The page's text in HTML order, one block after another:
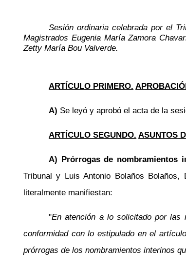
Sesión ordinaria celebrada por el
Magistrados Eugenia María Zamora
Zetty María Bou Valverde.
ARTÍCULO PRIMERO.
A) Se leyó y aprobó el acta de la
ARTÍCULO SEGUNDO. ASUNTOS
A) Prórrogas de nombramientos
Tribunal y Luis Antonio Bolaños
literalmente manifiestan:
"En atención a lo solicitado por las
conformidad con lo estipulado en el
prórrogas de los nombramientos interinos